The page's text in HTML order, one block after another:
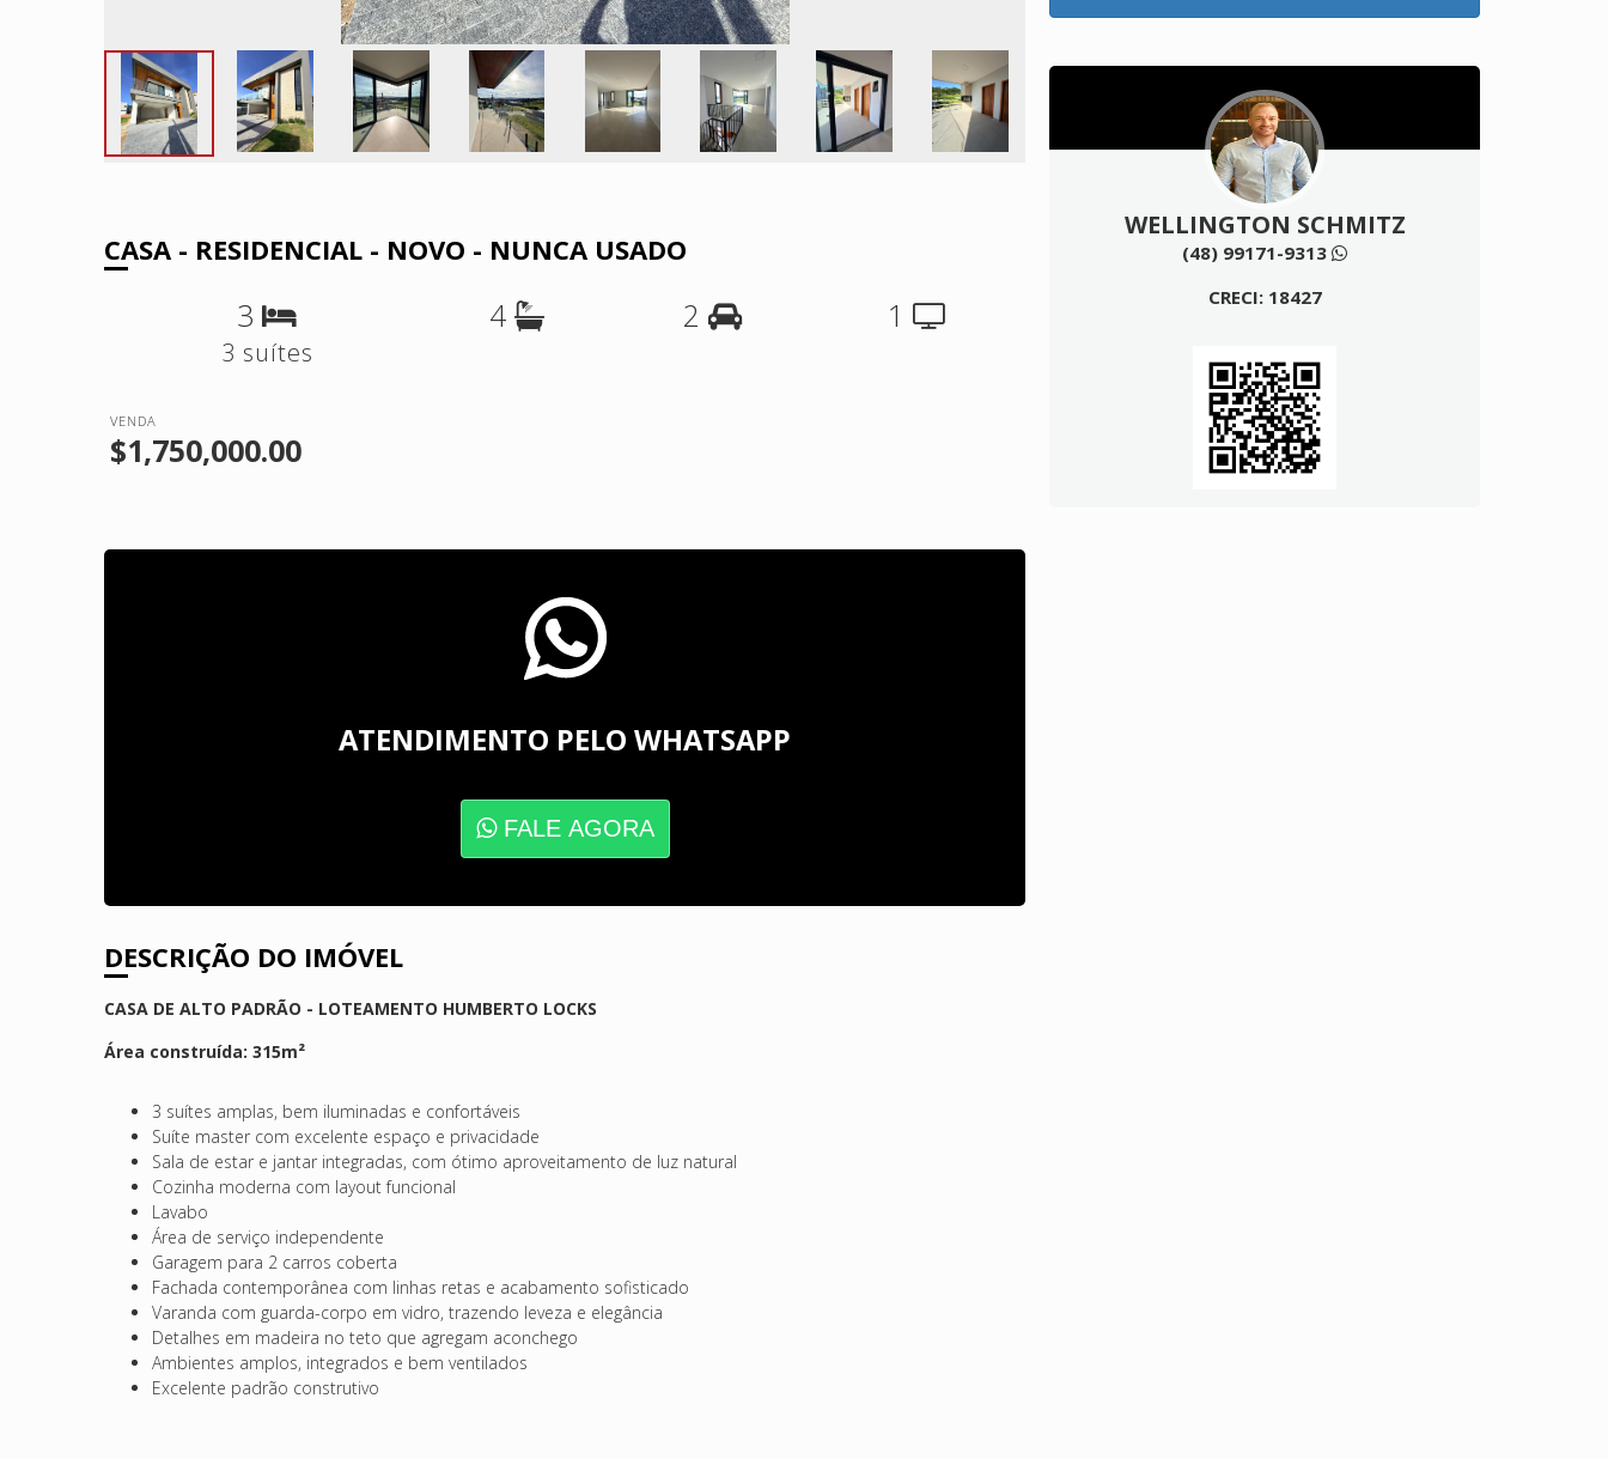
CASA - RESIDENCIAL - NOVO - NUNCA USADO
3
3 suítes
4 2 1
VENDA
$1,750,000.00
ATENDIMENTO PELO WHATSAPP
FALE AGORA
DESCRIÇÃO DO IMÓVEL
CASA DE ALTO PADRÃO - LOTEAMENTO HUMBERTO LOCKS
Área construída: 315m²
3 suítes amplas, bem iluminadas e confortáveis
Suíte master com excelente espaço e privacidade
Sala de estar e jantar integradas, com ótimo aproveitamento de luz natural
Cozinha moderna com layout funcional
Lavabo
Área de serviço independente
Garagem para 2 carros coberta
Fachada contemporânea com linhas retas e acabamento sofisticado
Varanda com guarda-corpo em vidro, trazendo leveza e elegância
Detalhes em madeira no teto que agregam aconchego
Ambientes amplos, integrados e bem ventilados
Excelente padrão construtivo
WELLINGTON SCHMITZ
(48) 99171-9313
CRECI: 18427